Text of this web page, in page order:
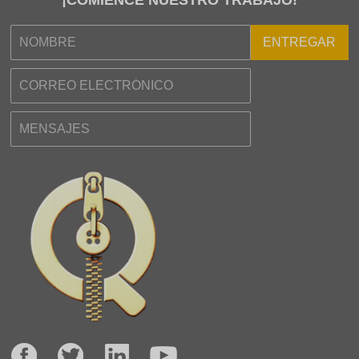
elaboración y el suministro de
una amplia gama de accesorios
de indumentaria a clientesENTREGAR